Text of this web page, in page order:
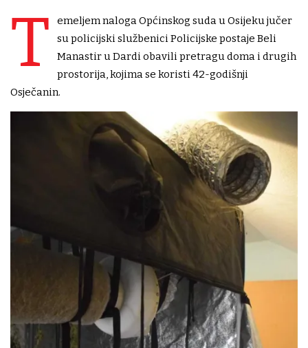
T
emeljem naloga Općinskog suda u Osijeku jučer
su policijski službenici Policijske postaje Beli
Manastir u Dardi obavili pretragu doma i drugih
prostorija, kojima se koristi 42-godišnji
Osječanin.